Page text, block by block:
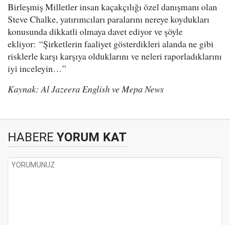
Birleşmiş Milletler insan kaçakçılığı özel danışmanı olan
Steve Chalke, yatırımcıları paralarını nereye koydukları
konusunda dikkatli olmaya davet ediyor ve şöyle
ekliyor: “Şirketlerin faaliyet gösterdikleri alanda ne gibi
risklerle karşı karşıya olduklarını ve neleri raporladıklarını
iyi inceleyin…”
Kaynak: Al Jazeera English ve Mepa News
HABERE YORUM KAT